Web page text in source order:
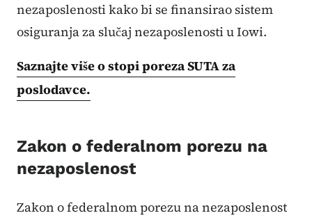
nezaposlenosti kako bi se finansirao sistem
osiguranja za slučaj nezaposlenosti u Iowi.
Saznajte više o stopi poreza SUTA za
poslodavce.
Zakon o federalnom porezu na
nezaposlenost
Zakon o federalnom porezu na nezaposlenost